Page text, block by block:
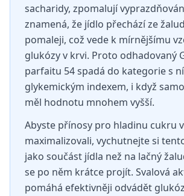
sacharidy, zpomalují
znamená, že jídlo přechází ze
pomaleji, což vede k mírnějšímu
glukózy v krvi. Proto odhadovaný
parfaitu 54 spadá do kategorie s
glykemickým indexem, i když
měl hodnotu mnohem vyšší.
Abyste přínosy pro hladinu cukru
maximalizovali, vychutnejte si
jako součást jídla než na lačný
se po něm krátce projít. Svalová
pomáhá efektivněji odvádět